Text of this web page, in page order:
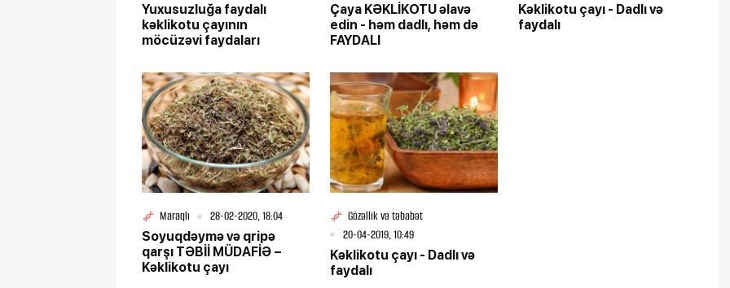
Yuxusuzluğa faydalı
kəklikotu çayının
möcüzəvi faydaları
Çaya KƏKLİKOTU əlavə
edin - həm dadlı, həm də
FAYDALI
Kəklikotu çayı - Dadlı və
faydalı
Maraqlı
28-02-2020, 18:04
Soyuqdəymə və qripə
qarşı TƏBİİ MÜDAFİƏ –
Kəklikotu çayı
Gözəllik və təbabət
20-04-2019, 10:49
Kəklikotu çayı - Dadlı və
faydalı